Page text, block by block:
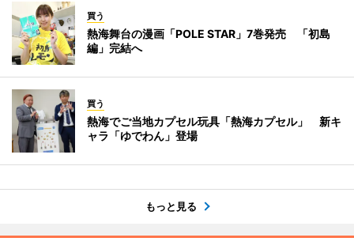
買う
熱海舞台の漫画「POLE STAR」7巻発売 「初島
編」完結へ
買う
熱海でご当地カプセル玩具「熱海カプセル」 新キ
ャラ「ゆでわん」登場
もっと見る